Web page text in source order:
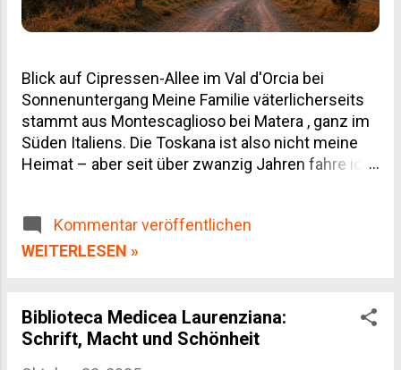
Blick auf Cipressen-Allee im Val d'Orcia bei
Sonnenuntergang Meine Familie väterlicherseits
stammt aus Montescaglioso bei Matera , ganz im
Süden Italiens. Die Toskana ist also nicht meine
Heimat – aber seit über zwanzig Jahren fahre ich
dieser Landschaft einfach nicht genug bekommt.
Dieser Toskana Reiseführer ist deshalb kein
wann du besser wegbleibst, und wo du dein Geld
für Wein und Olivenöl wirklich gut anlegst.
Kommentar veröffentlichen
WEITERLESEN »
Biblioteca Medicea Laurenziana:
Schrift, Macht und Schönheit